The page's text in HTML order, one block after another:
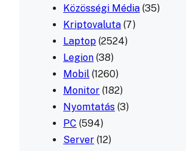
Közösségi Média (35)
Kriptovaluta (7)
Laptop (2524)
Legion (38)
Mobil (1260)
Monitor (182)
Nyomtatás (3)
PC (594)
Server (12)